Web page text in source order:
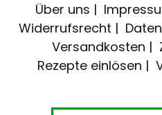
Über uns
Widerrufsrecht
Versandkosten
Rezepte einlösen